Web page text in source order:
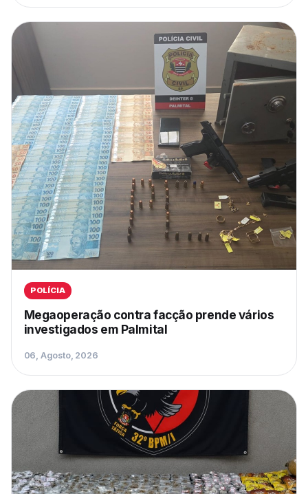
POLÍCIA
Megaoperação contra facção prende vários
investigados em Palmital
06, Agosto, 2026